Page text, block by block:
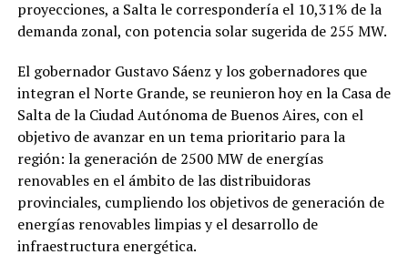
proyecciones, a Salta le correspondería el 10,31% de la
demanda zonal, con potencia solar sugerida de 255 MW.
El gobernador Gustavo Sáenz y los gobernadores que
integran el Norte Grande, se reunieron hoy en la Casa de
Salta de la Ciudad Autónoma de Buenos Aires, con el
objetivo de avanzar en un tema prioritario para la
región: la generación de 2500 MW de energías
renovables en el ámbito de las distribuidoras
provinciales, cumpliendo los objetivos de generación de
energías renovables limpias y el desarrollo de
infraestructura energética.